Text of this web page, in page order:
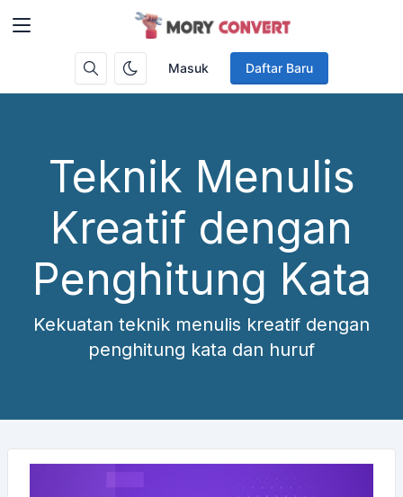
Masuk Daftar Baru
Teknik Menulis
Kreatif dengan
Penghitung Kata
Kekuatan teknik menulis kreatif dengan
penghitung kata dan huruf